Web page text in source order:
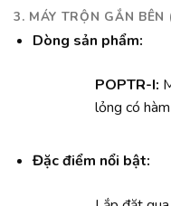
3. MÁY TRỘN GẮN BÊN
Dòng sản phẩm:
POPTR-I:
lỏng có
Đặc điểm nổi bật: